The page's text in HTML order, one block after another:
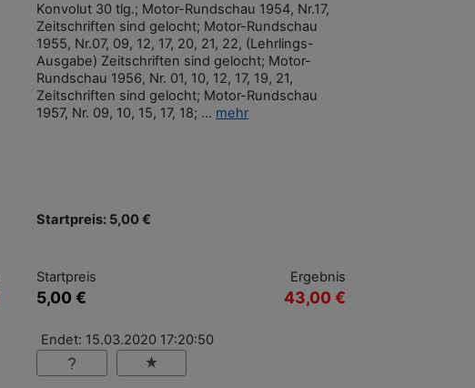
Konvolut 30 tlg.; Motor-Rundschau 1954, Nr.17,
Zeitschriften sind gelocht; Motor-Rundschau
1955, Nr.07, 09, 12, 17, 20, 21, 22, (Lehrlings-
Ausgabe) Zeitschriften sind gelocht; Motor-
Rundschau 1956, Nr. 01, 10, 12, 17, 19, 21,
Zeitschriften sind gelocht; Motor-Rundschau
1957, Nr. 09, 10, 15, 17, 18; ... mehr
Startpreis: 5,00 €
Startpreis
5,00 €
Ergebnis
43,00 €
Endet: 15.03.2020 17:20:50